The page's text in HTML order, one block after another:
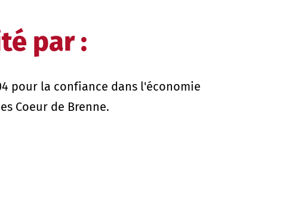
par :
pour la confiance dans l'économie
Coeur de Brenne.